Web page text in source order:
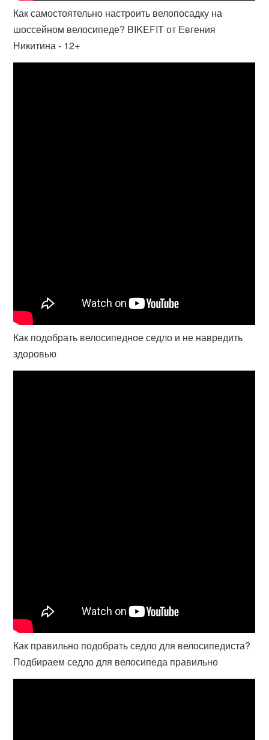
Как самостоятельно настроить велопосадку на
шоссейном велосипеде? BIKEFIT от Евгения
Никитина - 12+
Как подобрать велосипедное седло и не навредить
здоровью
Как правильно подобрать седло для велосипедиста?
Подбираем седло для велосипеда правильно